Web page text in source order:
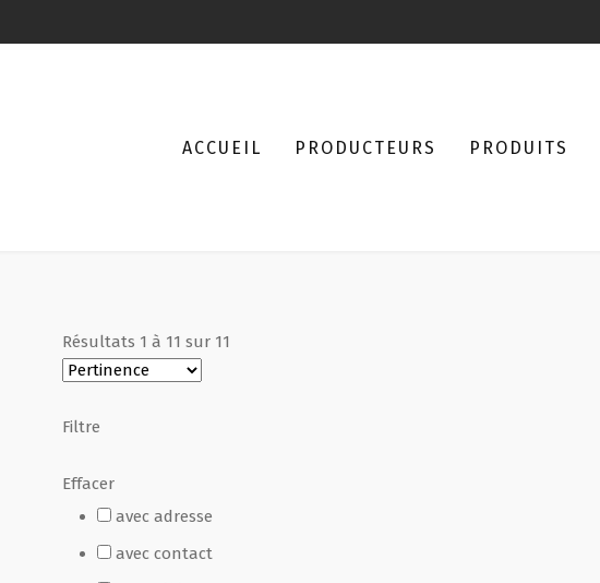
ACCUEIL PRODUCTEURS PRODUITS
Résultats 1 à 11 sur 11
Filtre
Effacer
avec adresse
avec contact